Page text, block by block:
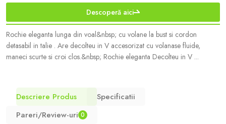
Descoperă aici
Rochie eleganta lunga din voal&nbsp; cu volane la bust si cordon
detasabil in talie . Are decolteu in V accesorizat cu volanase fluide,
maneci scurte si croi clos.&nbsp; Rochie eleganta Decolteu in V ...
Descriere Produs
Specificatii
Pareri/Review-uri 0